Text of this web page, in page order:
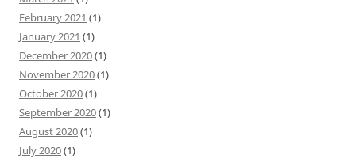
February 2021 (1)
January 2021 (1)
December 2020(1)
November 2020(1)
October 2020(1)
September 2020(1)
August 2020(1)
July 2020(1)